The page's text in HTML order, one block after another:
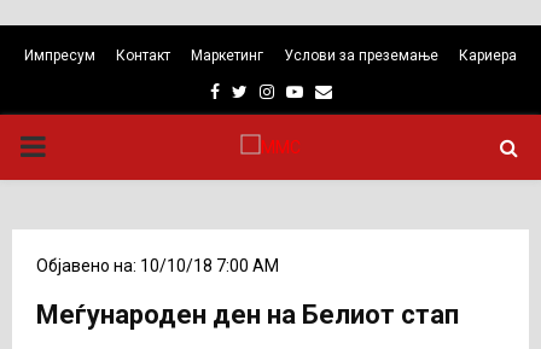
Импресум Контакт Маркетинг Услови за преземање Кариера
Facebook
TwitterInstagram
Youtube
Email
PRIMARY
Објавено на: 10/10/18 7:00 AM
Меѓународен ден на Белиот стап